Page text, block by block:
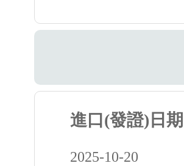
進口(發證)日期
2025-10-20